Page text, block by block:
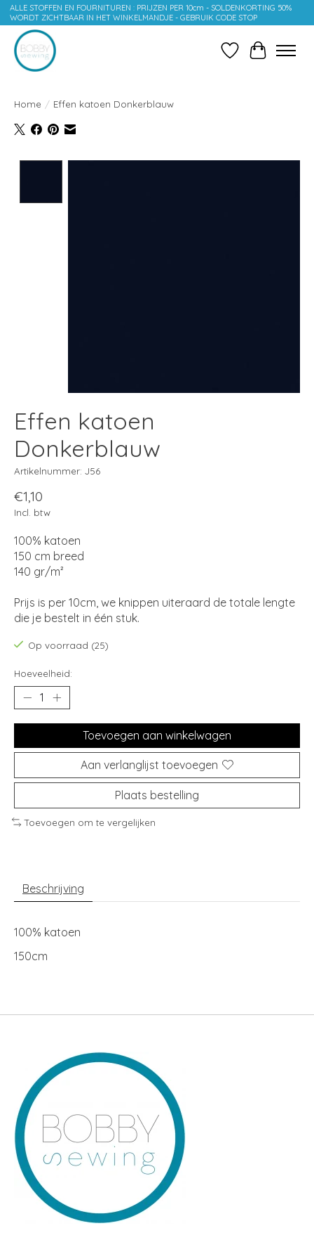
ALLE STOFFEN EN FOURNITUREN : PRIJZEN PER 10cm - SOLDENKORTING 50%
WORDT ZICHTBAAR IN HET WINKELMANDJE - GEBRUIK CODE STOP
Verlanglijst
Home / Effen katoen Donkerblauw
Effen katoen
Donkerblauw
Artikelnummer: J56
€1,10
Incl. btw
100% katoen
150 cm breed
140 gr/m²
Prijs is per 10cm, we knippen uiteraard de totale lengte
die je bestelt in één stuk.
Op voorraad (25)
Hoeveelheid:
Toevoegen aan winkelwagen
Aan verlanglijst toevoegen
Plaats bestelling
Toevoegen om te vergelijken
Beschrijving
100% katoen
150cm